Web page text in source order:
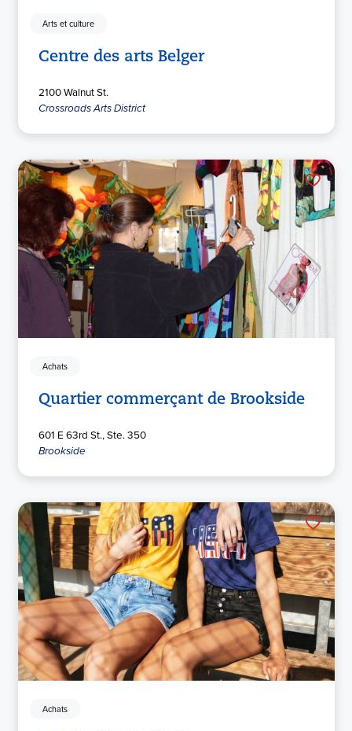
Arts et culture
Centre des arts Belger
2100 Walnut St.
Crossroads Arts District
Achats
Quartier commerçant de Brookside
601 E 63rd St., Ste. 350
Brookside
Achats